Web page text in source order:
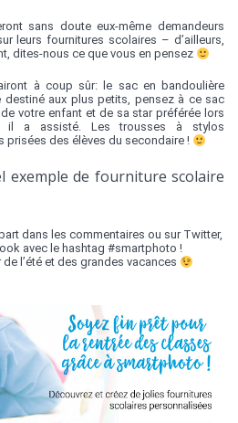
sans doute eux-même demandeurs
leurs fournitures scolaires – d’ailleurs,
dites-nous ce que vous en pensez
à coup sûr: le sac en bandoulière
destiné aux plus petits, pensez à ce sac
votre enfant et de sa star préférée lors
il a assisté. Les trousses à stylos
prisées des élèves du secondaire !
exemple de fourniture scolaire
dans les commentaires ou sur Twitter,
avec le hashtag #smartphoto !
l’été et des grandes vacances